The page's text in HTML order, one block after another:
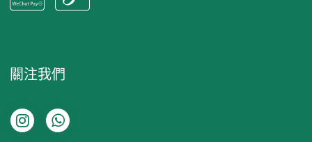
關注我們